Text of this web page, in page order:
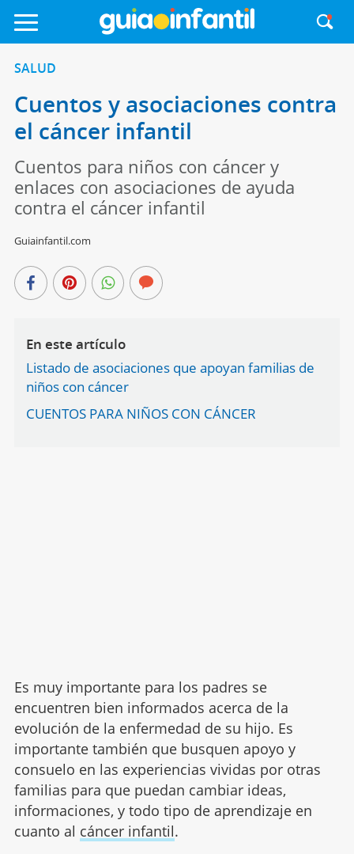
SALUD
Cuentos y asociaciones contra
el cáncer infantil
Cuentos para niños con cáncer y
enlaces con asociaciones de ayuda
contra el cáncer infantil
Guiainfantil.com
En este artículo
Listado de asociaciones que apoyan familias de
niños con cáncer
CUENTOS PARA NIÑOS CON CÁNCER
Es muy importante para los padres se
encuentren bien informados acerca de la
evolución de la enfermedad de su hijo. Es
importante también que busquen apoyo y
consuelo en las experiencias vividas por otras
familias para que puedan cambiar ideas,
informaciones, y todo tipo de aprendizaje en
cuanto al cáncer infantil.